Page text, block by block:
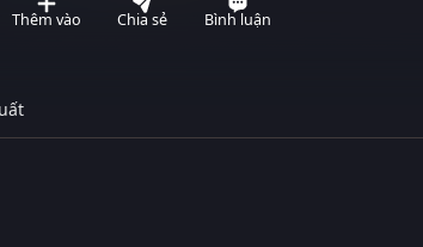
Thêm vào Chia sẻ Bình luận